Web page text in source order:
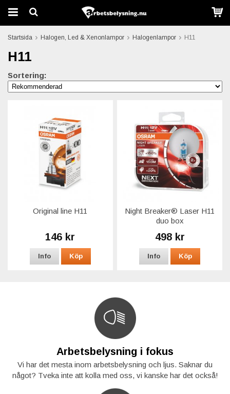
Startsida Halogen, Led & Xenonlampor Halogenlampor H11
H11
Sortering:
Original line H11
146 kr
Info Köp
Night Breaker® Laser H11
duo box
498 kr
Info Köp
Arbetsbelysning i fokus
Vi har det mesta inom arbetsbelysning och ljus. Saknar du
något? Tveka inte att kolla med oss, vi kanske har det också!